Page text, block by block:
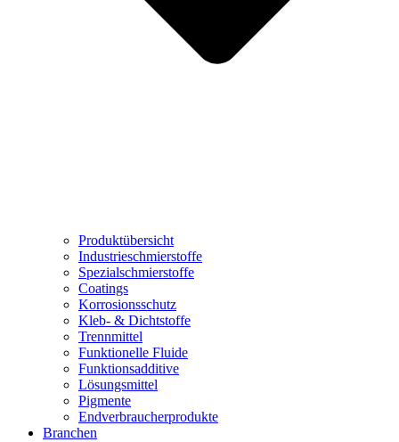
Produktübersicht
Industrieschmierstoffe
Spezialschmierstoffe
Coatings
Korrosionsschutz
Kleb- & Dichtstoffe
Trennmittel
Funktionelle Fluide
Funktionsadditive
Lösungsmittel
Pigmente
Endverbraucherprodukte
Branchen